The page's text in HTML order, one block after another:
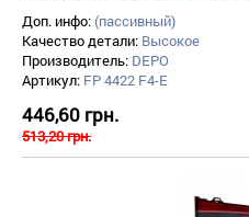
Доп. инфо: (пассивный)
Качество детали: Высокое
Производитель: DEPO
Артикул: FP 4422 F4-E
446,60 грн.
513,20 грн.